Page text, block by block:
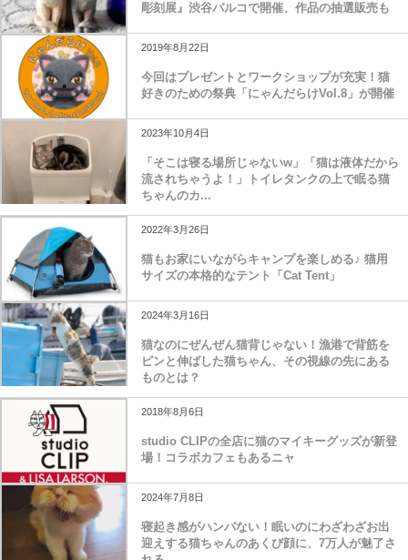
彫刻展』渋谷パルコで開催、作品の抽選販売も
2019年8月22日
今回はプレゼントとワークショップが充実！猫
好きのための祭典「にゃんだらけVol.8」が開催
2023年10月4日
「そこは寝る場所じゃないw」「猫は液体だから
流されちゃうよ！」トイレタンクの上で眠る猫
ちゃんのカ...
2022年3月26日
猫もお家にいながらキャンプを楽しめる♪ 猫用
サイズの本格的なテント「Cat Tent」
2024年3月16日
猫なのにぜんぜん猫背じゃない！漁港で背筋を
ピンと伸ばした猫ちゃん、その視線の先にある
ものとは？
2018年8月6日
studio CLIPの全店に猫のマイキーグッズが新登
場！コラボカフェもあるニャ
2024年7月8日
寝起き感がハンパない！眠いのにわざわざお出
迎えする猫ちゃんのあくび顔に、7万人が魅了さ